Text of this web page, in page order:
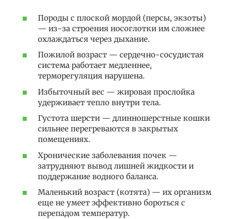
Породы с плоской мордой (персы, экзоты)
— из-за строения носоглотки им сложнее
охлаждаться через дыхание.
Пожилой возраст — сердечно-сосудистая
система работает медленнее,
терморегуляция нарушена.
Избыточный вес — жировая прослойка
удерживает тепло внутри тела.
Густота шерсти — длинношерстные кошки
сильнее перегреваются в закрытых
помещениях.
Хронические заболевания почек —
затрудняют вывод лишней жидкости и
поддержание водного баланса.
Маленький возраст (котята) — их организм
еще не умеет эффективно бороться с
перепадом температур.